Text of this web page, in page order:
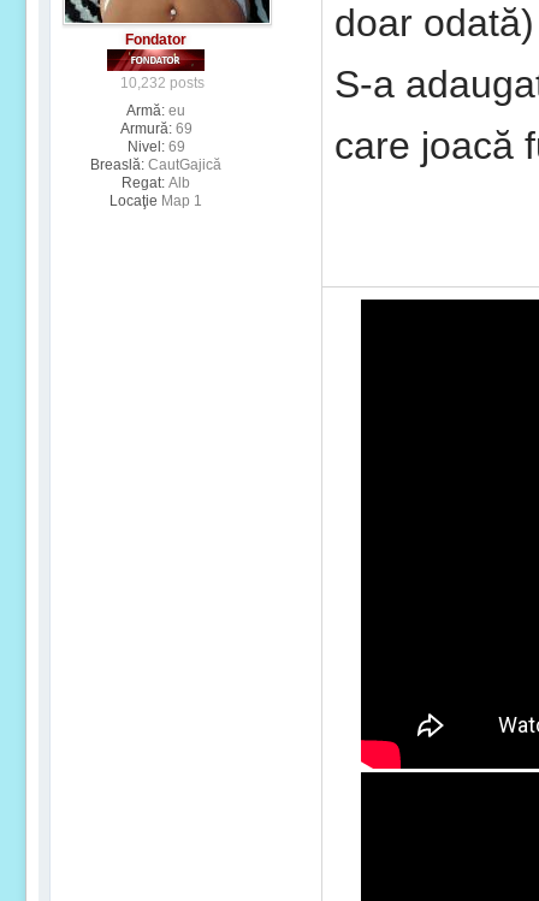
Fondator
10,232 posts
Armă: eu
Armură: 69
Nivel: 69
Breaslă: CautGajică
Regat: Alb
Locaţie Map 1
doar odată)
S-a
care joacă